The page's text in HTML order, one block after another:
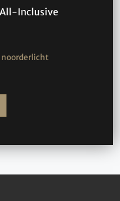
All-Inclusive
noorderlicht